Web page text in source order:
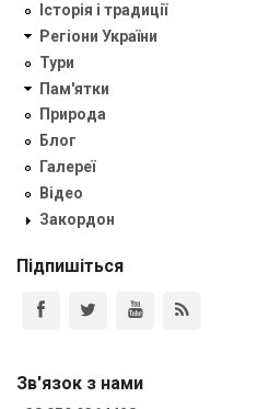
Історія і традиції
Регіони України
Тури
Пам'ятки
Природа
Блог
Галереї
Відео
Закордон
Підпишіться
Зв'язок з нами